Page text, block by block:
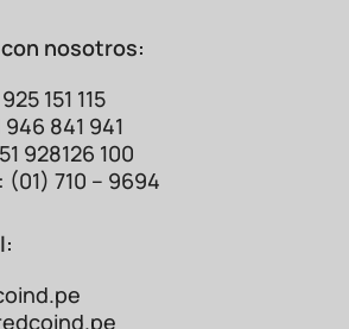
Relevador
vs. Relevador
nosotros:
151 115
841 941
928126 100
710 – 9694